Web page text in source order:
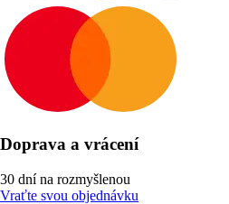
Doprava a vrácení
30 dní na rozmyšlenou
Vraťte svou objednávku